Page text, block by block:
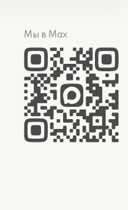
Мы в Max